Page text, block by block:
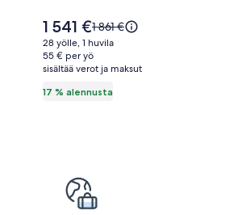
17 % alennusta
Hinta
on
1 541 €
1 541 €Hinta
oli
1 861 €,
katso
perushinnasta.
1 861 €
28 yölle, 1 huvila
55 € per yö
sisältää verot ja maksut